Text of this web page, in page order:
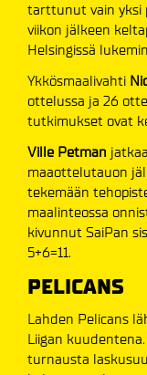
tarttunut vain yksi
viikon jälkeen
Helsingissä
Ykkösmaalivahti
ottelussa ja 26
tutkimukset ovat
Ville Petman
maaottelutauon
tekemään
maalinteossa
kivunnut SaiPan
5+6=11.
PELICANS
Lahden Pelicans
Liigan
turnausta